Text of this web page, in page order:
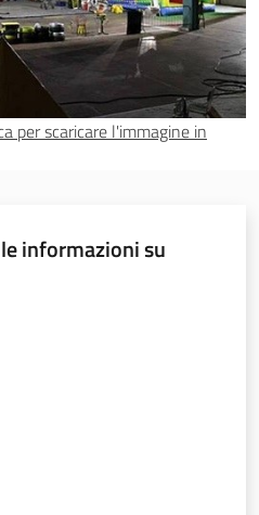
per scaricare l'immagine in
informazioni su